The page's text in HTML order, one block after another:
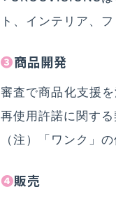
ト、インテリア、
❸商品開発
審査で商品化支援
再使用許諾に関す
（注）「ワンク」
❹販売